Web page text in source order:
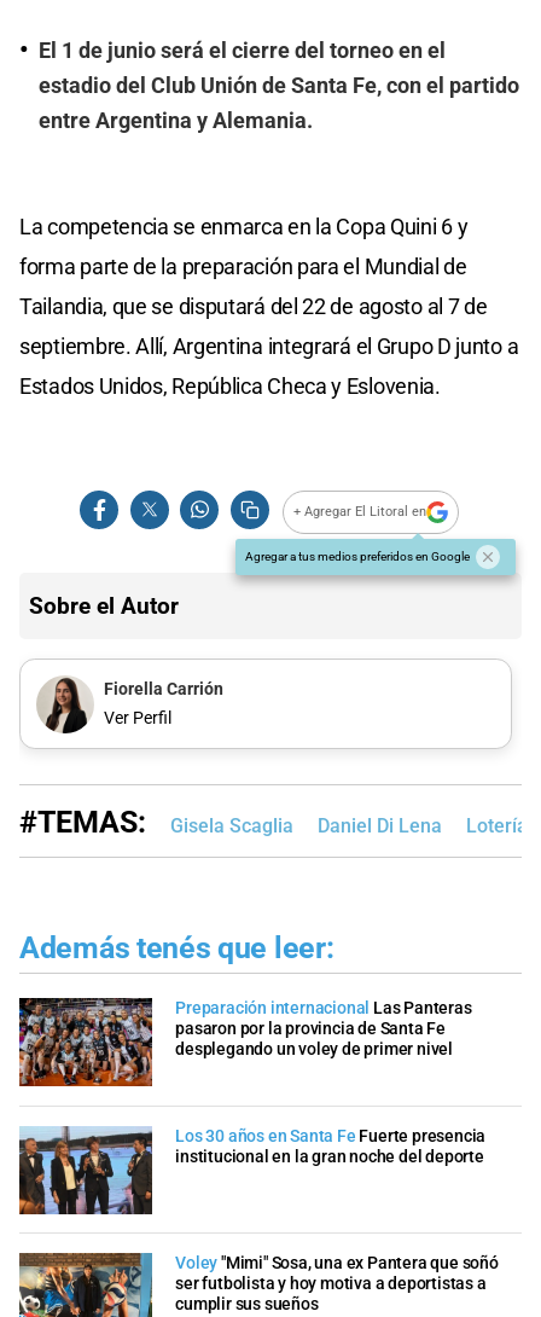
El 1 de junio será el cierre del torneo en el
estadio del Club Unión de Santa Fe, con el partido
entre Argentina y Alemania.
La competencia se enmarca en la Copa Quini 6 y
forma parte de la preparación para el Mundial de
Tailandia, que se disputará del 22 de agosto al 7 de
septiembre. Allí, Argentina integrará el Grupo D junto a
Estados Unidos, República Checa y Eslovenia.
+ Agregar El Litoral en
Agregar a tus medios preferidos en Google
Sobre el Autor
Fiorella Carrión
Ver Perfil
#TEMAS: Gisela Scaglia Daniel Di Lena Lotería
Además tenés que leer:
Preparación internacional Las Panteras
pasaron por la provincia de Santa Fe
desplegando un voley de primer nivel
Los 30 años en Santa Fe Fuerte presencia
institucional en la gran noche del deporte
Voley"Mimi" Sosa, una ex Pantera que soñó
ser futbolista y hoy motiva a deportistas a
cumplir sus sueños